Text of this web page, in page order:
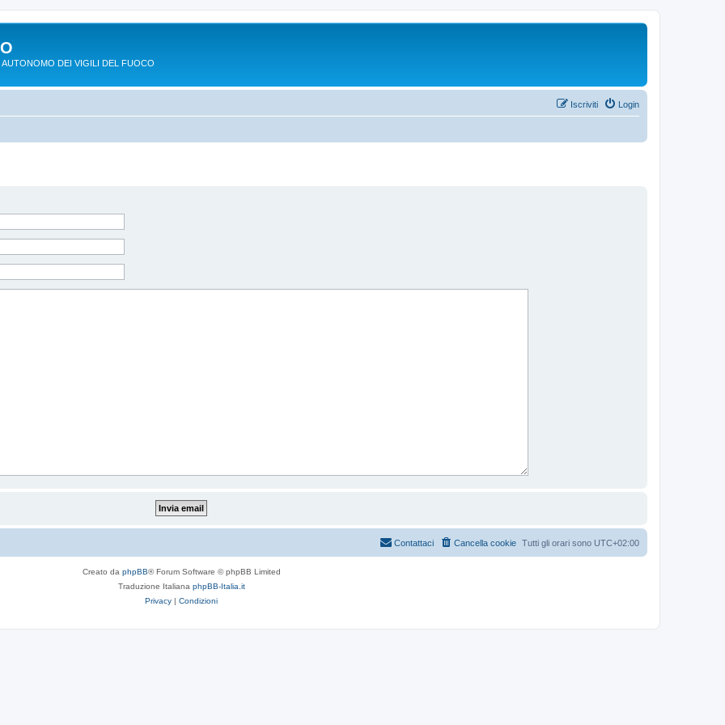
DEI VIGILI DEL FUOCO
Login
Iscriviti
Tutti gli orari sono UTC+02:00
Cancella cookie
Contattaci
Creato da phpBB® Forum Software © phpBB Limited
Traduzione Italiana phpBB-Italia.it
Privacy | Condizioni